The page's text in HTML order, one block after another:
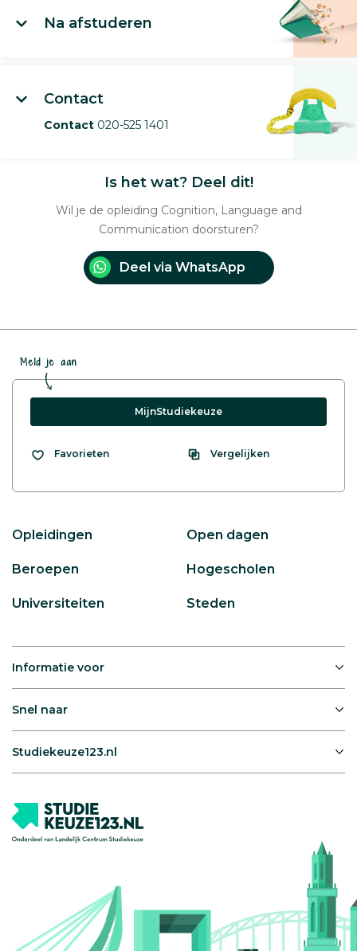
Na afstuderen
Contact
Contact 020-525 1401
Is het wat? Deel dit!
Wil je de opleiding Cognition, Language and
Communication doorsturen?
Deel via WhatsApp
Meld je aan
MijnStudiekeuze
Favorieten Vergelijken
Opleidingen Open dagen
Beroepen Hogescholen
Universiteiten Steden
Informatie voor
Snel naar
Studiekeuze123.nl